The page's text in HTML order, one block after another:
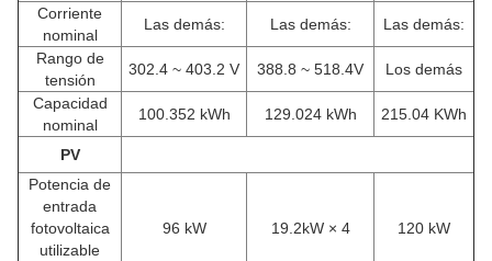
Corriente
nominal
Las demás: Las demás:
Las demás:
Rango de
tensión
302.4 ~ 403.2 V 388.8 ~ 518.4V
Los demás
Capacidad
nominal
100.352 kWh 129.024 kWh 215.04 KWh
PV
Potencia de
entrada
fotovoltaica
utilizable
96 kW 19.2kW × 4 120 kW